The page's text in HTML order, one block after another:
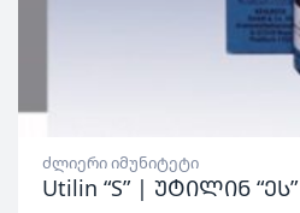
ძლიერი იმუნიტეტი
Utilin “S” | უტილინ